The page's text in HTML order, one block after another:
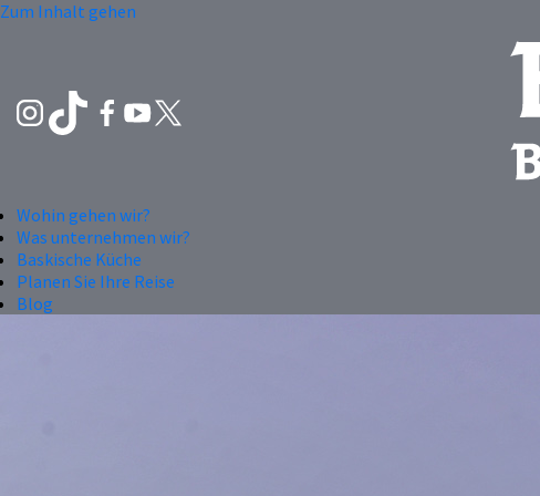
Zum Inhalt gehen
Wohin gehen wir?
Was unternehmen wir?
Baskische Küche
Planen Sie Ihre Reise
Blog